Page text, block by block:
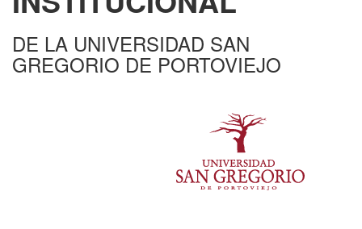
DE LA UNIVERSIDAD SAN
GREGORIO DE PORTOVIEJO